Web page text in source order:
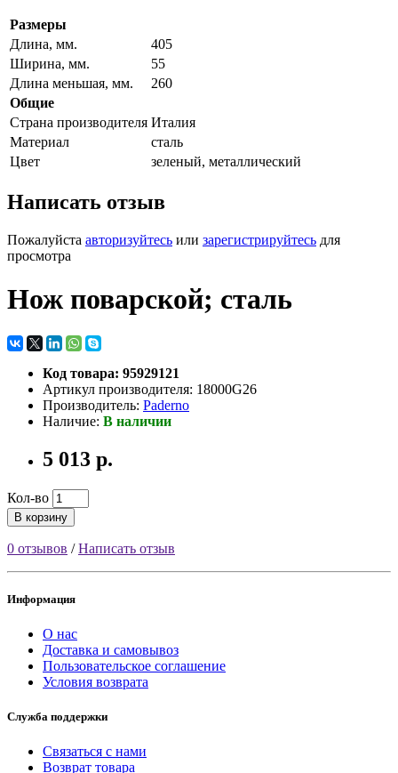
Размеры
Длина, мм.
405
Ширина, мм.
55
Длина меньшая, мм.
260
Общие
Страна производителя Италия
Материал
сталь
Цвет
зеленый, металлический
Написать отзыв
Пожалуйста авторизуйтесь или зарегистрируйтесь для
просмотра
Нож поварской; сталь
Код товара: 95929121
Артикул производителя: 18000G26
Производитель: Paderno
Наличие: В наличии
5 013 р.
Кол-во
В корзину
0 отзывов /Написать отзыв
Информация
О нас
Доставка и самовывоз
Пользовательское соглашение
Условия возврата
Служба поддержки
Связаться с нами
Возврат товара